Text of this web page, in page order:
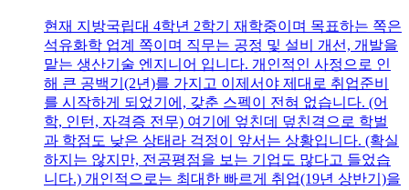
현재 지방국립대 4학년 2학기 재학중이며 목표하는 쪽은
석유화학 업계 쪽이며 직무는 공정 및 설비 개선, 개발을
맡는 생산기술 엔지니어 입니다. 개인적인 사정으로 인
해 큰 공백기(2년)를 가지고 이제서야 제대로 취업준비
를 시작하게 되었기에, 갖춘 스펙이 전혀 없습니다. (어
학, 인턴, 자격증 전무) 여기에 엎친데 덮친격으로 학벌
과 학점도 낮은 상태라 걱정이 앞서는 상황입니다. (확실
하지는 않지만, 전공평점을 보는 기업도 많다고 들었습
니다.) 개인적으로는 최대한 빠르게 취업(19년 상반기)을